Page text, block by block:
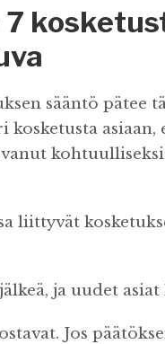
sääntö pätee
kosketusta asiaan,
liittyvät
ja uudet
Jos